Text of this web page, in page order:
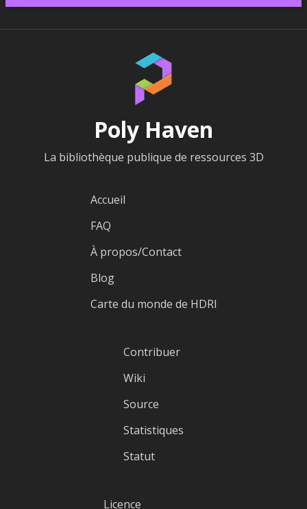
Poly Haven
La bibliothèque publique de ressources 3D
Accueil
FAQ
À propos/Contact
Blog
Carte du monde de HDRI
Contribuer
Wiki
Source
Statistiques
Statut
Licence